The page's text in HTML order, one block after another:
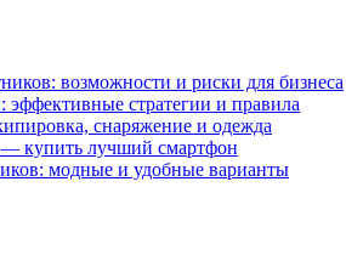
возможности и риски для бизнеса
эффективные стратегии и правила
снаряжение и одежда
купить лучший смартфон
модные и удобные варианты